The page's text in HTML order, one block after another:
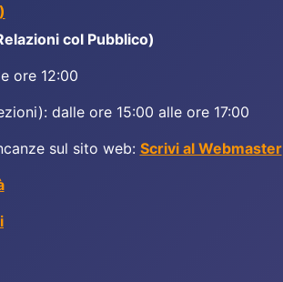
col Pubblico)
ore 12:00
dalle ore 15:00 alle ore 17:00
sul sito web: Scrivi al Webmaster